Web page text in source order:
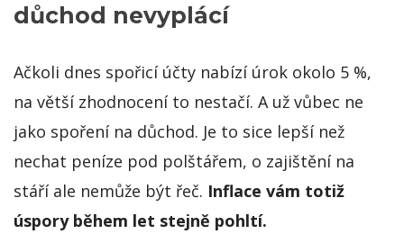
důchod nevyplácí
Ačkoli dnes spořicí účty nabízí úrok okolo 5 %,
na větší zhodnocení to nestačí. A už vůbec ne
jako spoření na důchod. Je to sice lepší než
nechat peníze pod polštářem, o zajištění na
stáří ale nemůže být řeč. Inflace vám totiž
úspory během let stejně pohltí.